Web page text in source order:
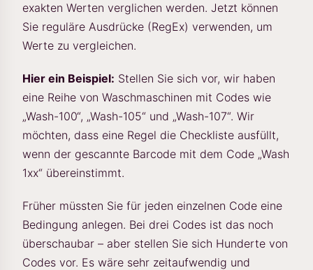
exakten Werten verglichen werden. Jetzt können
Sie reguläre Ausdrücke (RegEx) verwenden, um
Werte zu vergleichen.
Hier ein Beispiel: Stellen Sie sich vor, wir haben
eine Reihe von Waschmaschinen mit Codes wie
„Wash-100“, „Wash-105“ und „Wash-107“. Wir
möchten, dass eine Regel die Checkliste ausfüllt,
wenn der gescannte Barcode mit dem Code „Wash
1xx“ übereinstimmt.
Früher müssten Sie für jeden einzelnen Code eine
Bedingung anlegen. Bei drei Codes ist das noch
überschaubar – aber stellen Sie sich Hunderte von
Codes vor. Es wäre sehr zeitaufwendig und